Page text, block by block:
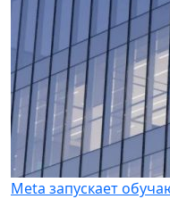
Meta запускает